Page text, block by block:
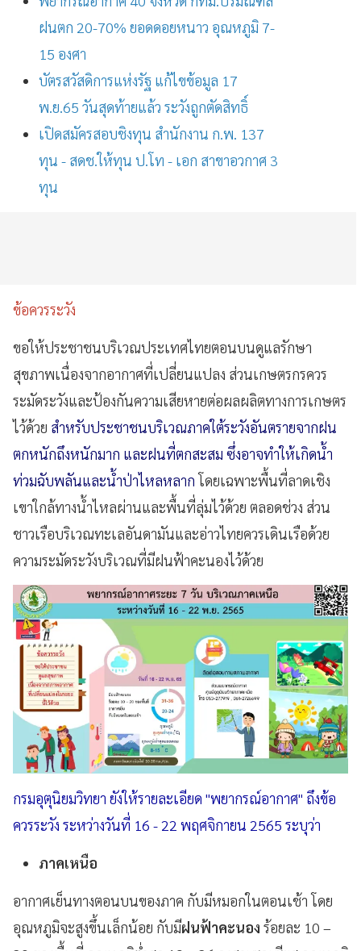
ฝนตก 20-70% ยอดดอยหนาว อุณหภูมิ 7-
15 องศา
บัตรสวัสดิการแห่งรัฐ แก้ไขข้อมูล 17
พ.ย.65 วันสุดท้ายแล้ว ระวังถูกตัดสิทธิ์
เปิดสมัครสอบชิงทุน สำนักงาน ก.พ. 137
ทุน - สดช.ให้ทุน ป.โท - เอก สาขาอวกาศ 3
ทุน
ข้อควรระวัง
ขอให้ประชาชนบริเวณประเทศไทยตอนบนดูแลรักษา
สุขภาพเนื่องจากอากาศที่เปลี่ยนแปลง ส่วนเกษตรกรควร
ระมัดระวังและป้องกันความเสียหายต่อผลผลิตทางการเกษตร
ไว้ด้วย สำหรับประชาชนบริเวณภาคใต้ระวังอันตรายจากฝน
ตกหนักถึงหนักมาก และฝนที่ตกสะสม ซึ่งอาจทำให้เกิดน้ำ
ท่วมฉับพลันและน้ำป่าไหลหลากโดยเฉพาะพื้นที่ลาดเชิง
เขาใกล้ทางน้ำไหลผ่านและพื้นที่ลุ่มไว้ด้วย ตลอดช่วง ส่วน
ชาวเรือบริเวณทะเลอันดามันและอ่าวไทยควรเดินเรือด้วย
ความระมัดระวังบริเวณที่มีฝนฟ้าคะนองไว้ด้วย
กรมอุตุนิยมวิทยา ยังให้รายละเอียด "พยากรณ์อากาศ" ถึงข้อ
ควรระวัง ระหว่างวันที่ 16 - 22 พฤศจิกายน 2565 ระบุว่า
ภาคเหนือ
อากาศเย็นทางตอนบนของภาค กับมีหมอกในตอนเช้า โดย
อุณหภูมิจะสูงขึ้นเล็กน้อย กับมีฝนฟ้าคะนอง ร้อยละ 10 –